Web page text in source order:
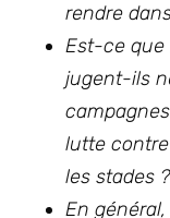
rendre
Est-ce que
jugent-ils
lutte
les stades ?
En